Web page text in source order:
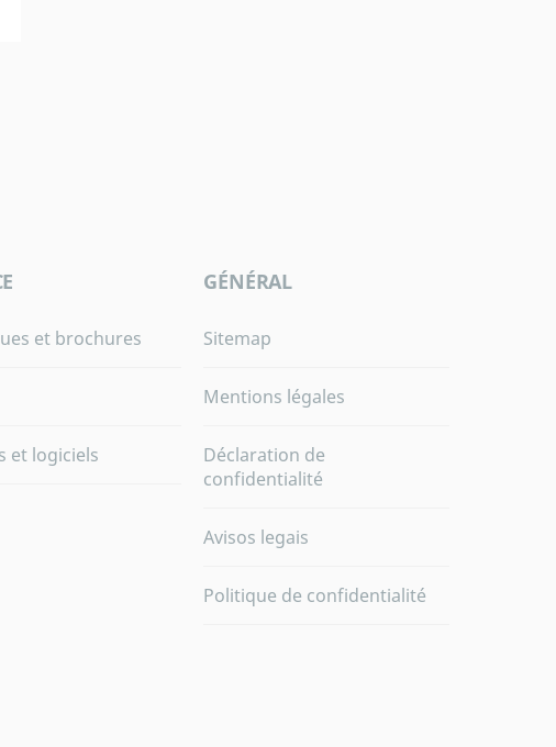
et brochures
et logiciels
GÉNÉRAL
Sitemap
Mentions légales
Déclaration de
confidentialité
Avisos legais
Politique de confidentialité